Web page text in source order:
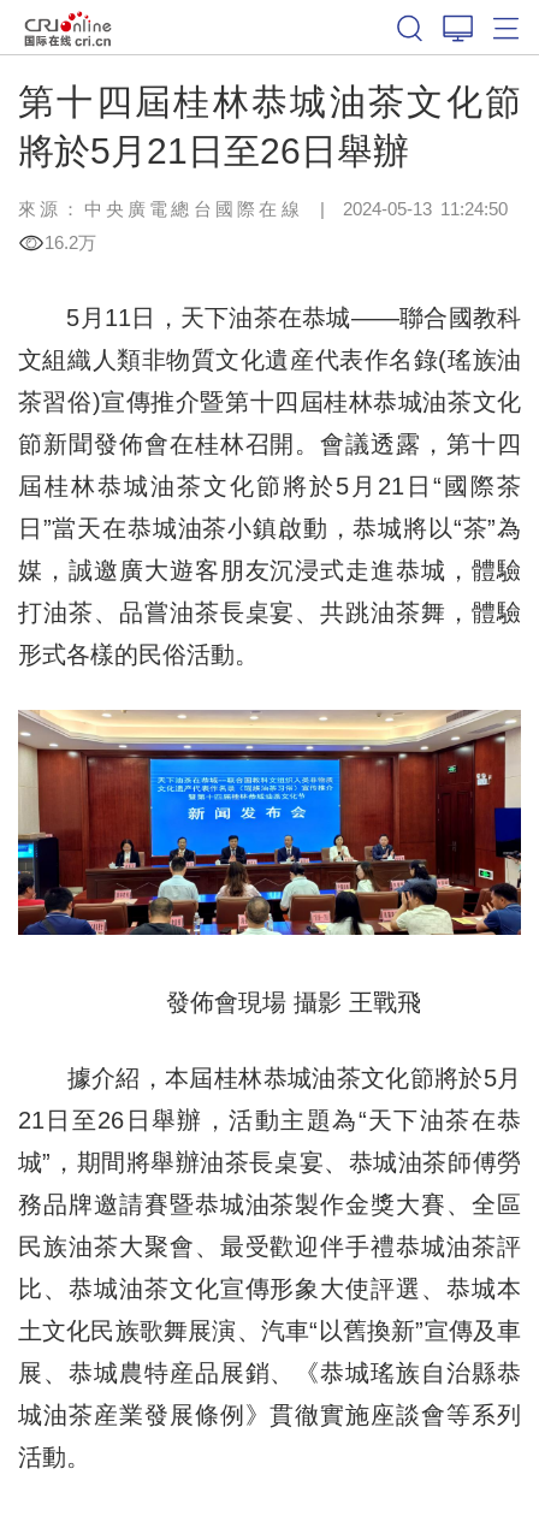
第十四屆桂林恭城油茶文化節
將於5月21日至26日舉辦
來源：中央廣電總台國際在線 | 2024-05-13 11:24:50
16.2万
5月11日，天下油茶在恭城——聯合國教科
文組織人類非物質文化遺産代表作名錄(瑤族油
茶習俗)宣傳推介暨第十四屆桂林恭城油茶文化
節新聞發佈會在桂林召開。會議透露，第十四
屆桂林恭城油茶文化節將於5月21日“國際茶
日”當天在恭城油茶小鎮啟動，恭城將以“茶”為
媒，誠邀廣大遊客朋友沉浸式走進恭城，體驗
打油茶、品嘗油茶長桌宴、共跳油茶舞，體驗
形式各樣的民俗活動。
發佈會現場 攝影 王戰飛
據介紹，本屆桂林恭城油茶文化節將於5月
21日至26日舉辦，活動主題為“天下油茶在恭
城”，期間將舉辦油茶長桌宴、恭城油茶師傅勞
務品牌邀請賽暨恭城油茶製作金獎大賽、全區
民族油茶大聚會、最受歡迎伴手禮恭城油茶評
比、恭城油茶文化宣傳形象大使評選、恭城本
土文化民族歌舞展演、汽車“以舊換新”宣傳及車
展、恭城農特産品展銷、《恭城瑤族自治縣恭
城油茶産業發展條例》貫徹實施座談會等系列
活動。